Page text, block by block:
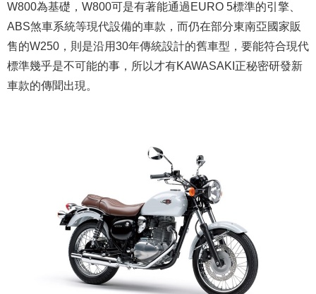
W800為基礎，W800可是有著能通過EURO 5標準的引擎、
ABS煞車系統等現代設備的車款，而仍在部分東南亞國家販
售的W250，則是沿用30年傳統設計的舊車型，要能符合現代
標準幾乎是不可能的事，所以才有KAWASAKI正秘密研發新
車款的傳聞出現。